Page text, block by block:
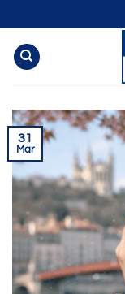
au
contenu
31
Mar